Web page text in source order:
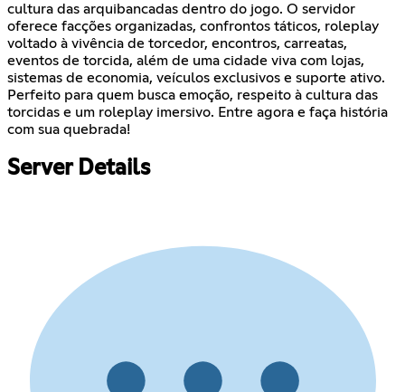
cultura das arquibancadas dentro do jogo. O servidor
oferece facções organizadas, confrontos táticos, roleplay
voltado à vivência de torcedor, encontros, carreatas,
eventos de torcida, além de uma cidade viva com lojas,
sistemas de economia, veículos exclusivos e suporte ativo.
Perfeito para quem busca emoção, respeito à cultura das
torcidas e um roleplay imersivo. Entre agora e faça história
com sua quebrada!
Server Details